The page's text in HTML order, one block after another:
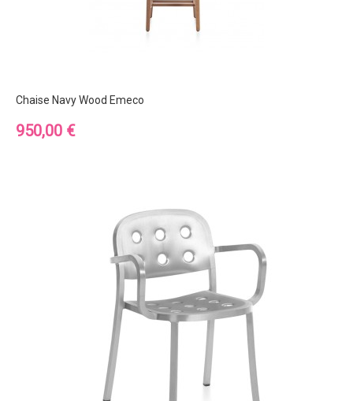
Chaise Navy Wood Emeco
Prix
950,00 €